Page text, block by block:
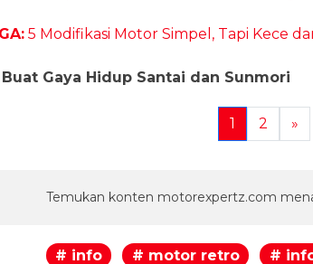
5 Modifikasi Motor Simpel, Tapi Kece
Gaya Hidup Santai dan Sunmori
1 2 »
Temukan konten motorexpertz.com
# info # motor retro #